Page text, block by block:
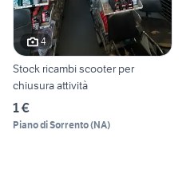
4
Stock ricambi scooter per
chiusura attività
1 €
Piano di Sorrento(NA)